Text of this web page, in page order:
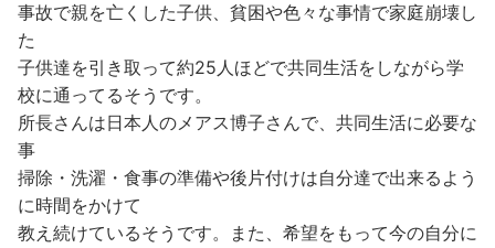
事故で親を亡くした子供、貧困や色々な事情で家庭崩壊し
た
子供達を引き取って約25人ほどで共同生活をしながら学
校に通ってるそうです。
所長さんは日本人のメアス博子さんで、共同生活に必要な
事
掃除・洗濯・食事の準備や後片付けは自分達で出来るよう
に時間をかけて
教え続けているそうです。また、希望をもって今の自分に